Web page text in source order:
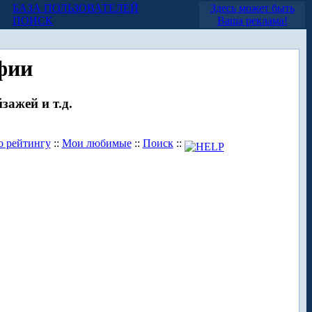
БАЗА ПОЛЬЗОВАТЕЛЕЙ
ПОИСК
Здесь может быть
Ваша реклама!
и т.д.
рейтингу:: Мои любимые:: Поиск::